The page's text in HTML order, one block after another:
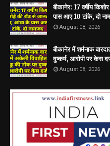
बीकानेर: 17 वर्षीय
पास आए 10 टांके, दो
August 08, 2026
बीकानेर में शर्मनाक
दुष्कर्म, आरोपी पर केस
August 08, 2026